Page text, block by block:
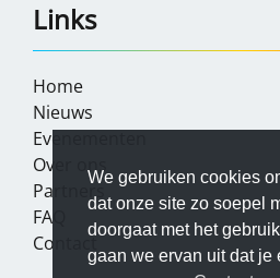
Links
Home
Nieuws
Evenementen
Over ons
Partners
FAQ
Contact
We gebruiken cookies
dat onze site zo soepel
doorgaat met het
gaan we ervan uit dat je